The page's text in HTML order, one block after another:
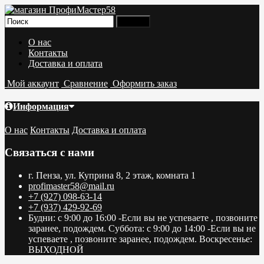
О нас
Контакты
Доставка и оплата
Мой аккаунт Сравнение Оформить заказ
Информация
О нас Контакты Доставка и оплата
Связаться с нами
г. Пенза, ул. Куприна 8, 2 этаж, комната 1
profimaster58@mail.ru
+7 (927) 098-63-14
+7 (937) 429-92-69
Будни: с 9:00 до 16:00 -Если вы не успеваете , позвоните
заранее, подождем. Суббота: с 9:00 до 14:00 -Если вы не
успеваете , позвоните заранее, подождем. Воскресенье:
ВЫХОДНОЙ